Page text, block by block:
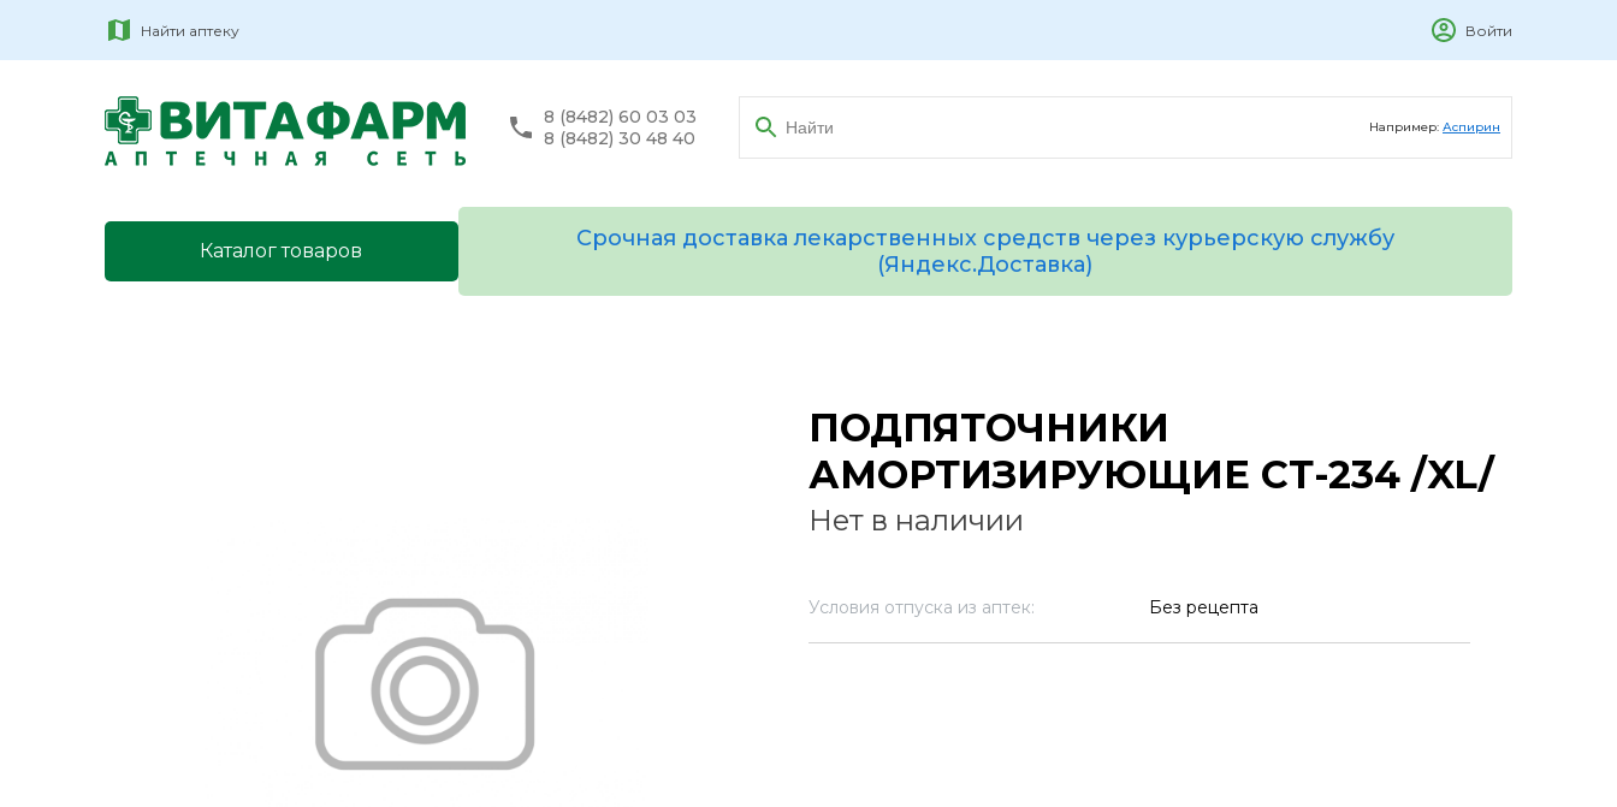
Найти аптеку Войти
8 (8482) 60 03 03
8 (8482) 30 48 40
Например: Аспирин
Каталог товаров
Срочная доставка лекарственных средств через курьерскую службу
(Яндекс.Доставка)
ПОДПЯТОЧНИКИ
АМОРТИЗИРУЮЩИЕ СТ-234 /XL/
Нет в наличии
Условия отпуска из аптек: Без рецепта